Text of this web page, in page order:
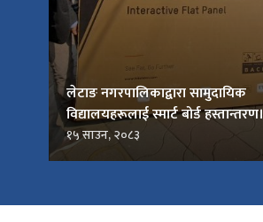
लेटाङ नगरपालिकाद्वारा सामुदायिक
विद्यालयहरूलाई स्मार्ट बोर्ड हस्तान्तरण।
१५ साउन, २०८३